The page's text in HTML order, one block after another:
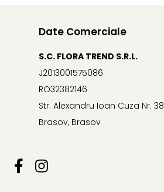
Date Comerciale
S.C. FLORA TREND S.R.L.
J2013001575086
RO32382146
Str. Alexandru Ioan Cuza Nr. 38
Brasov, Brasov